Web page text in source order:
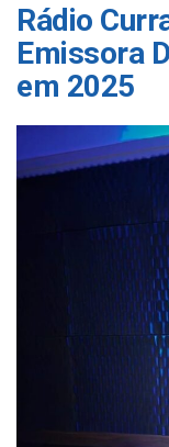
Rádio
Emissora
em 2025